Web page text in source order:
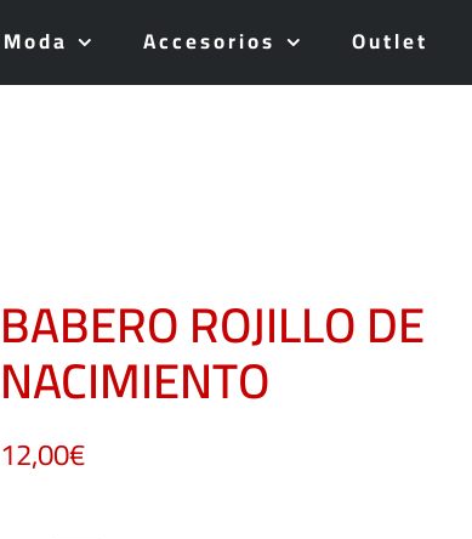
Moda Accesorios Outlet
BABERO ROJILLO DE
NACIMIENTO
12,00€